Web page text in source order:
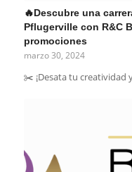
🔥Descubre una
Pflugerville con R&C
promociones
marzo 30, 2024
✂️ ¡Desata tu creatividad